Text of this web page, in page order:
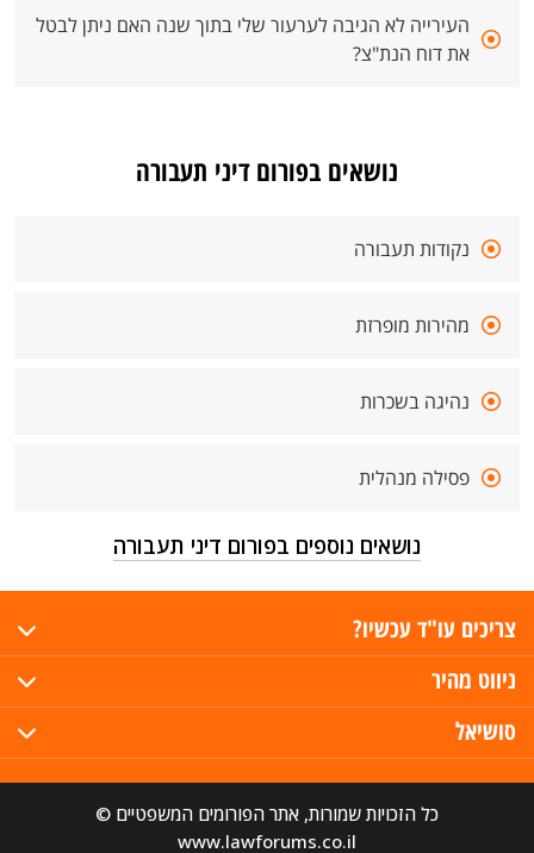
העירייה לא הגיבה לערעור שלי בתוך שנה האם ניתן לבטל
את דוח הנת"צ?
נושאים בפורום דיני תעבורה
נקודות תעבורה
מהירות מופרזת
נהיגה בשכרות
פסילה מנהלית
נושאים נוספים בפורום דיני תעבורה
צריכים עו"ד עכשיו?
ניווט מהיר
סושיאל
כל הזכויות שמורות, אתר הפורומים המשפטיים ©
www.lawforums.co.il